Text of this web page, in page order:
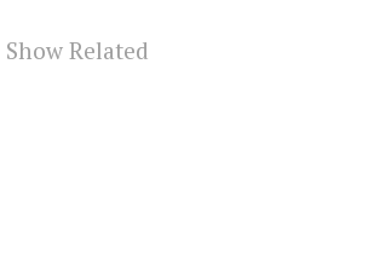
Show Related